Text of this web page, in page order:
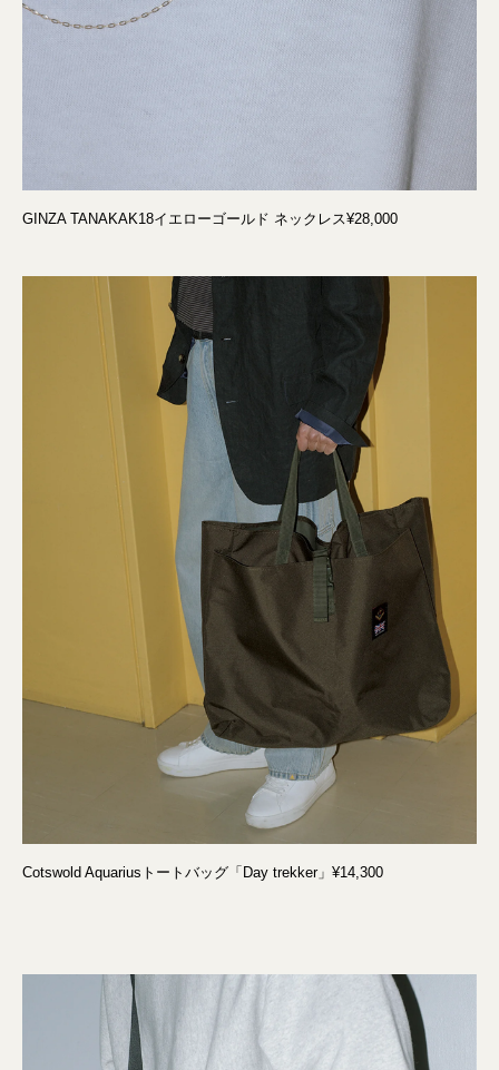
GINZA TANAKAK18イエローゴールド ネックレス¥28,000
Cotswold Aquariusトートバッグ「Day trekker」¥14,300